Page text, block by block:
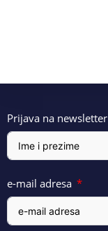
Prijava na newsletter
e-mail adresa